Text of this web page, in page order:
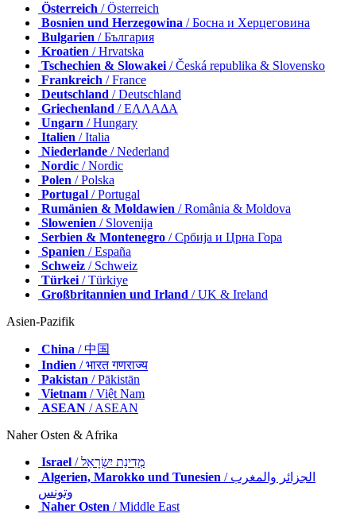
Österreich / Österreich
Bosnien und Herzegowina / Босна и Херцеговина
Bulgarien / България
Kroatien / Hrvatska
Tschechien & Slowakei / Česká republika & Slovensko
Frankreich / France
Deutschland / Deutschland
Griechenland / ΕΛΛΑΔΑ
Ungarn / Hungary
Italien / Italia
Niederlande / Nederland
Nordic / Nordic
Polen / Polska
Portugal / Portugal
Rumänien & Moldawien / România & Moldova
Slowenien / Slovenija
Serbien & Montenegro / Србија и Црна Гора
Spanien / España
Schweiz / Schweiz
Türkei / Türkiye
Großbritannien und Irland / UK & Ireland
Asien-Pazifik
China / 中国
Indien / भारत गणराज्य
Pakistan / Pākistān
Vietnam / Việt Nam
ASEAN / ASEAN
Naher Osten & Afrika
Israel
/ מְדִינַת יִשְׂרָאֵל
Algerien, Marokko und Tunesien / الجزائر والمغرب
وتونس
Naher Osten / Middle East